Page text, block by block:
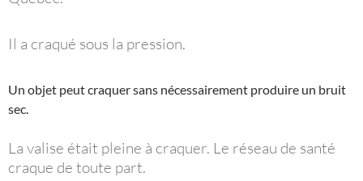
Il a craqué sous la pression.
Un objet peut craquer sans nécessairement produire un bruit
sec.
La valise était pleine à craquer. Le réseau de santé
craque de toute part.